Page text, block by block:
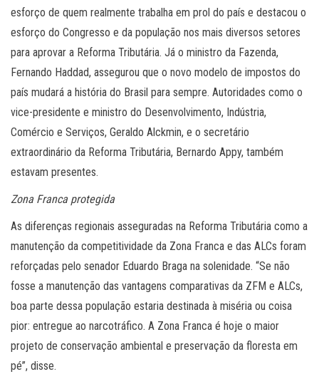
esforço de quem realmente trabalha em prol do país e destacou o
esforço do Congresso e da população nos mais diversos setores
para aprovar a Reforma Tributária. Já o ministro da Fazenda,
Fernando Haddad, assegurou que o novo modelo de impostos do
país mudará a história do Brasil para sempre. Autoridades como o
vice-presidente e ministro do Desenvolvimento, Indústria,
Comércio e Serviços, Geraldo Alckmin, e o secretário
extraordinário da Reforma Tributária, Bernardo Appy, também
estavam presentes.
Zona Franca protegida
As diferenças regionais asseguradas na Reforma Tributária como a
manutenção da competitividade da Zona Franca e das ALCs foram
reforçadas pelo senador Eduardo Braga na solenidade. “Se não
fosse a manutenção das vantagens comparativas da ZFM e ALCs,
boa parte dessa população estaria destinada à miséria ou coisa
pior: entregue ao narcotráfico. A Zona Franca é hoje o maior
projeto de conservação ambiental e preservação da floresta em
pé”, disse.